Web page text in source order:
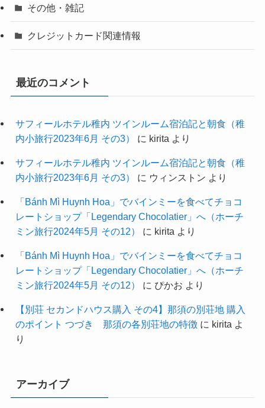
その他・雑記
クレジットカード関連情報
最近のコメント
サフィールホテル稚内 ツインルーム宿泊記と朝食（稚
内小旅行2023年6月 その3）
に kirita より
サフィールホテル稚内 ツインルーム宿泊記と朝食（稚
内小旅行2023年6月 その3）
に ウィンストン より
「Bánh Mì Huynh Hoa」でバインミーを食べてチョコ
レートショップ「Legendary Chocolatier」へ（ホーチ
ミン旅行2024年5月 その12）
に kirita より
「Bánh Mì Huynh Hoa」でバインミーを食べてチョコ
レートショップ「Legendary Chocolatier」へ（ホーチ
ミン旅行2024年5月 その12）
に ぴかお より
【別荘 セカンドハウス購入 その4】那須の別荘地 購入
のポイント つづき 那須の各別荘地の特徴に kirita よ
り
アーカイブ